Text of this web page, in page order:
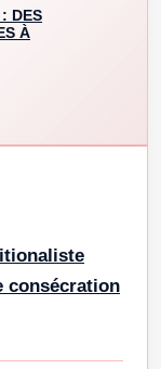
DES
À
consécration